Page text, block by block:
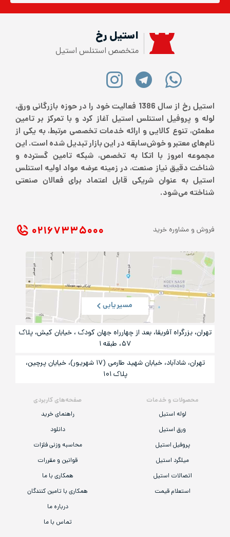
استیل رخ
متخصص استنلس استیل
استیل رخ از سال 1386 فعالیت خود را در حوزه بازرگانی ورق،
لوله و پروفیل استنلس استیل آغاز کرد و با تمرکز بر تامین
مطمئن، تنوع کالایی و ارائه خدمات تخصصی مرتبط، به یکی از
نام‌های معتبر و خوش‌سابقه در این بازار تبدیل شده است. این
مجموعه امروز با اتکا به تخصص، شبکه تامین گسترده و
شناخت دقیق نیاز صنعت، در زمینه عرضه مواد اولیه استنلس
استیل به عنوان شریکی قابل اعتماد برای فعالان صنعتی
شناخته می‌شود.
محصولات و خدمات
لوله استیل
ورق استیل
پروفیل استیل
میلگرد استیل
اتصالات استیل
استعلام قیمت
صفحه‌های کاربردی
راهنمای خرید
دانلود
محاسبه وزنی فلزات
قوانین و مقررات
همکاری با ما
همکاری با تامین کنندگان
درباره ما
تماس با ما
فروش و مشاوره خرید ۰۲۱ ۶۷۳۳۵۰۰۰
مسیریابی
تهران، بزرگراه آفریقا، بعد از چهارراه جهان کودک ، خیابان کیش، پلاک
۵۷، طبقه ۱
تهران، شادآباد، خیابان شهید طارمی (۱۷ شهریور)، خیایان پرچین،
پلاک ۱۰۱